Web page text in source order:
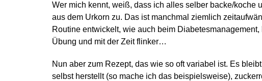
Wer mich kennt, weiß, dass ich alles selber backe/koche
aus dem Urkorn zu. Das ist manchmal ziemlich
Routine entwickelt, wie auch beim
Übung und mit der Zeit flinker…
Nun aber zum Rezept, das wie so oft variabel ist. Es
selbst herstellt (so mache ich das beispielsweise),